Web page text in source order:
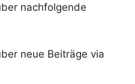
nachfolgende
neue Beiträge via